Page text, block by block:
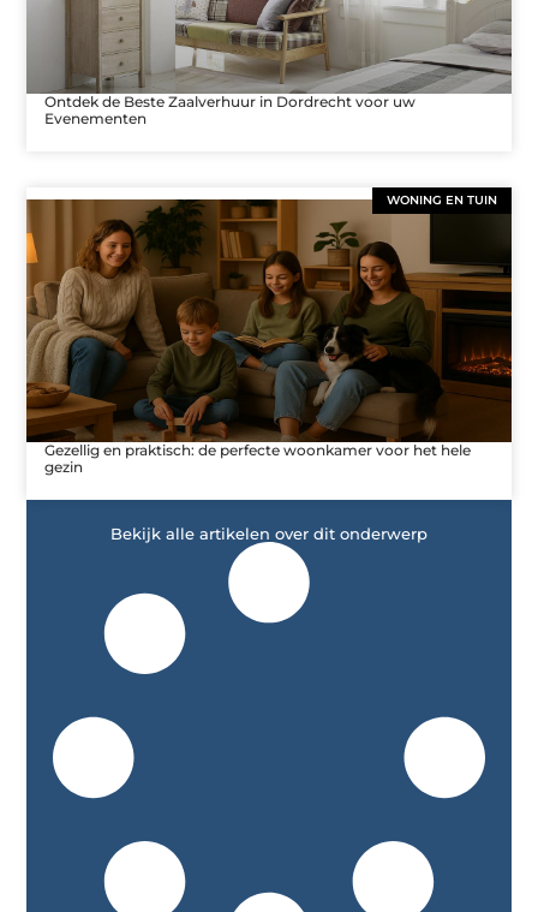
Ontdek de Beste Zaalverhuur in Dordrecht voor uw
Evenementen
WONING EN TUIN
Gezellig en praktisch: de perfecte woonkamer voor het hele
gezin
Bekijk alle artikelen over dit onderwerp